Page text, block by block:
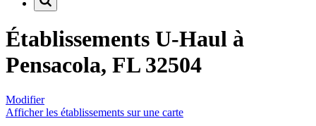
Établissements U-Haul à
Pensacola, FL 32504
Modifier
Afficher les établissements sur une carte